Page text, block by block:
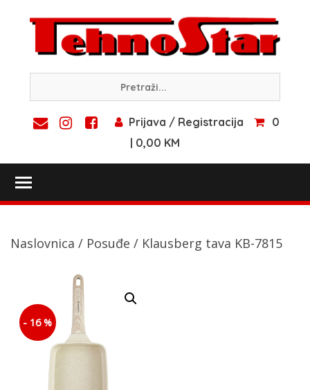
content
Prijava / Registracija
0
| 0,00 KM
Naslovnica / Posuđe / Klausberg tava KB-7815
- 16 %